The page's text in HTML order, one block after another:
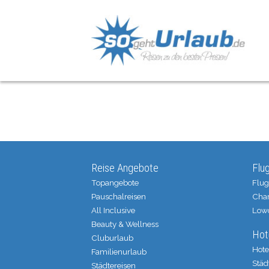
Reise Angebote
Topangebote
Pauschalreisen
All Inclusive
Beauty & Wellness
Cluburlaub
Familienurlaub
Städtereisen